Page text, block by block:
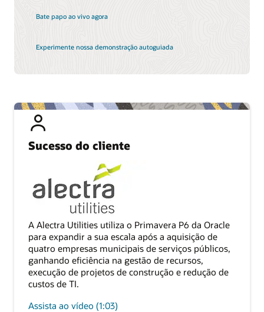
Sucesso do cliente
A Alectra Utilities utiliza o Primavera P6 da Oracle
para expandir a sua escala após a aquisição de
quatro empresas municipais de serviços públicos,
ganhando eficiência na gestão de recursos,
execução de projetos de construção e redução de
custos de TI.
Assista ao vídeo (1:03)
Bate papo ao vivo agora
Experimente nossa demonstração autoguiada